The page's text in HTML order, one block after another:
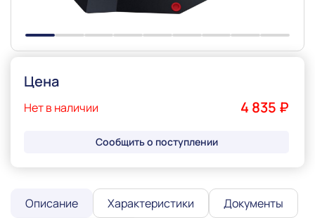
Цена
Нет в наличии 4 835 ₽
Сообщить о поступлении
Описание Характеристики
Документы